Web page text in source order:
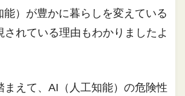
能）が豊かに暮らしを変えている
されている理由もわかりましたよ
まえて、AI（人工知能）の危険性